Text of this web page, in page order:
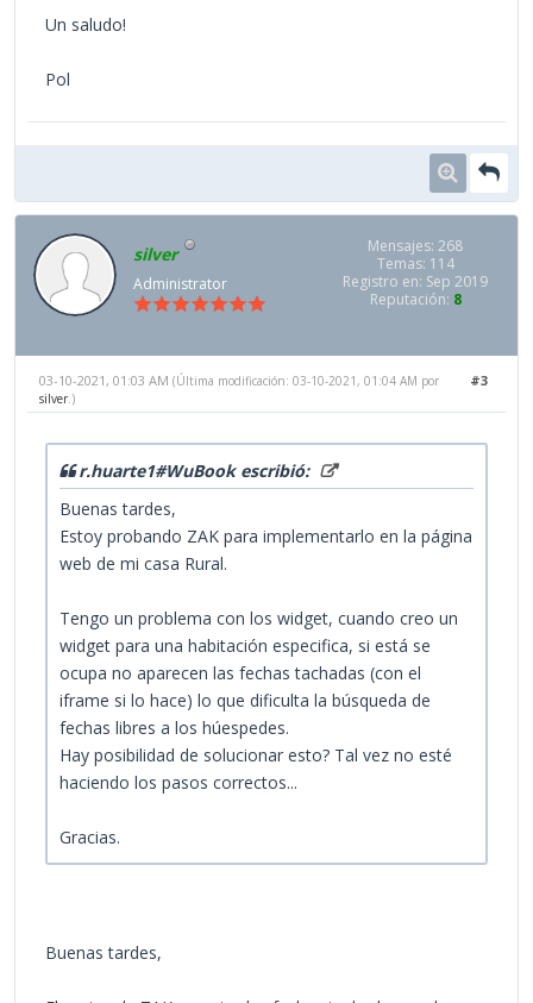
Un saludo!
Pol
silver
Administrator
Mensajes: 268
Temas: 114
Registro en: Sep 2019
Reputación: 8
#3
03-10-2021, 01:03 AM (Última modificación: 03-10-2021, 01:04 AM por
silver.)
r.huarte1#WuBook escribió:
Buenas tardes,
Estoy probando ZAK para implementarlo en la página
web de mi casa Rural.
Tengo un problema con los widget, cuando creo un
widget para una habitación especifica, si está se
ocupa no aparecen las fechas tachadas (con el
iframe si lo hace) lo que dificulta la búsqueda de
fechas libres a los húespedes.
Hay posibilidad de solucionar esto? Tal vez no esté
haciendo los pasos correctos...
Gracias.
Buenas tardes,